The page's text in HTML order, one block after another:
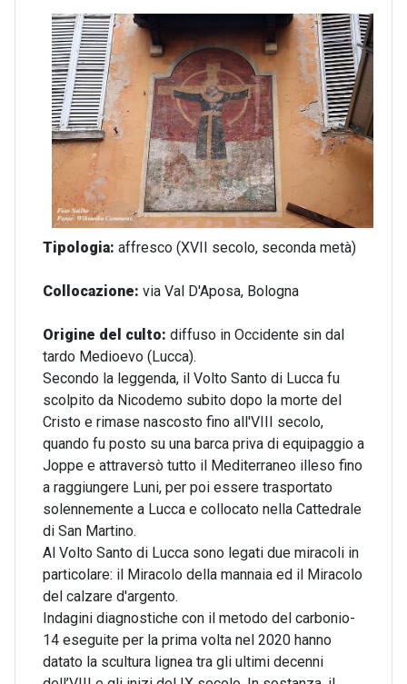
Tipologia: affresco (XVII secolo, seconda metà)
Collocazione: via Val D'Aposa, Bologna
Origine del culto: diffuso in Occidente sin dal
tardo Medioevo (Lucca).
Secondo la leggenda, il Volto Santo di Lucca fu
scolpito da Nicodemo subito dopo la morte del
Cristo e rimase nascosto fino all'VIII secolo,
quando fu posto su una barca priva di equipaggio a
Joppe e attraversò tutto il Mediterraneo illeso fino
a raggiungere Luni, per poi essere trasportato
solennemente a Lucca e collocato nella Cattedrale
di San Martino.
Al Volto Santo di Lucca sono legati due miracoli in
particolare: il Miracolo della mannaia ed il Miracolo
del calzare d'argento.
Indagini diagnostiche con il metodo del carbonio-
14 eseguite per la prima volta nel 2020 hanno
datato la scultura lignea tra gli ultimi decenni